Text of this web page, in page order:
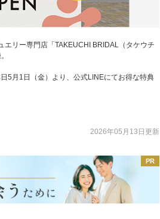
リー専門店「TAKEUCHI BRIDAL（タケウチ
5月1日（金）より、公式LINEにてお得な特典
2026年05月13日更新